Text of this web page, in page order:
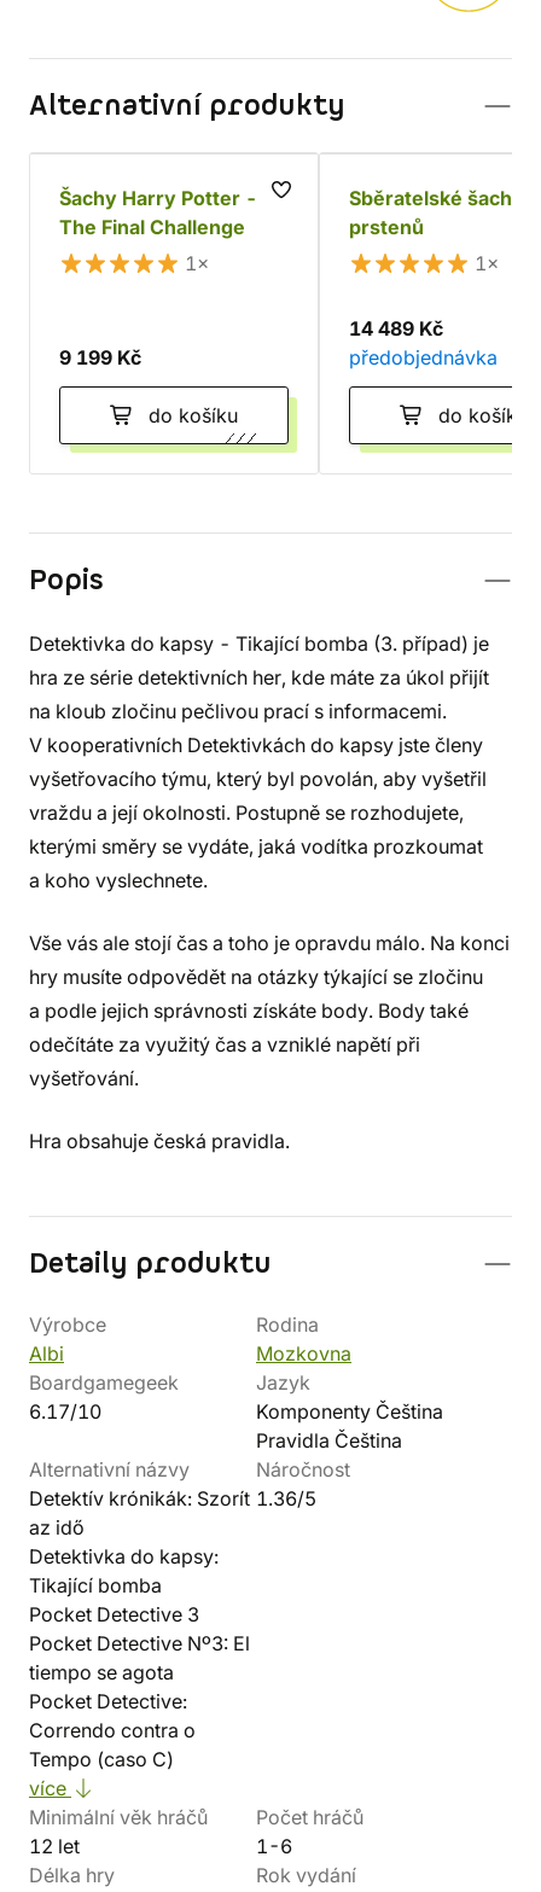
Alternativní produkty
Šachy Harry Potter -
The Final Challenge
1×
9 199 Kč
do košíku
Sběratelské šachy
prstenů
1×
14 489 Kč
předobjednávka
do košíku
Popis
Detektivka do kapsy - Tikající bomba (3. případ) je
hra ze série detektivních her, kde máte za úkol přijít
na kloub zločinu pečlivou prací s informacemi.
V kooperativních Detektivkách do kapsy jste členy
vyšetřovacího týmu, který byl povolán, aby vyšetřil
vraždu a její okolnosti. Postupně se rozhodujete,
kterými směry se vydáte, jaká vodítka prozkoumat
a koho vyslechnete.
Vše vás ale stojí čas a toho je opravdu málo. Na konci
hry musíte odpovědět na otázky týkající se zločinu
a podle jejich správnosti získáte body. Body také
odečítáte za využitý čas a vzniklé napětí při
vyšetřování.
Hra obsahuje česká pravidla.
Detaily produktu
Výrobce
Albi
Rodina
Mozkovna
Boardgamegeek
6.17/10
Jazyk
Komponenty Čeština
Pravidla Čeština
Alternativní názvy
Detektív krónikák: Szorít
az idő
Detektivka do kapsy:
Tikající bomba
Pocket Detective 3
Pocket Detective Nº3: El
tiempo se agota
Pocket Detective:
Correndo contra o
Tempo (caso C)
více
Náročnost
1.36/5
Minimální věk hráčů
12 let
Počet hráčů
1-6
Délka hry
Rok vydání